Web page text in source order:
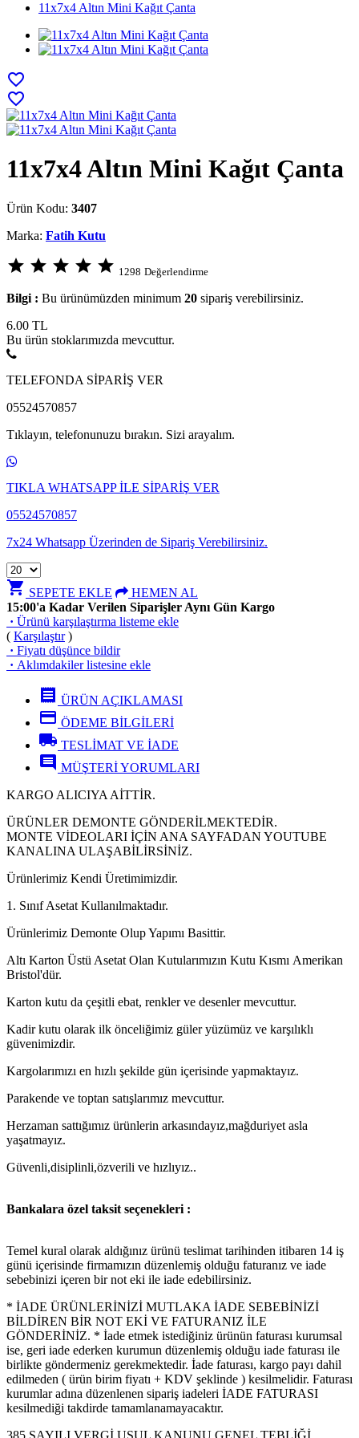
11x7x4 Altın Mini Kağıt Çanta
favorite_border
favorite_border
11x7x4 Altın Mini Kağıt Çanta
Ürün Kodu: 3407
Marka: Fatih Kutu
star star star star star 1298 Değerlendirme
Bilgi : Bu ürünümüzden minimum 20 sipariş verebilirsiniz.
6.00 TL
Bu ürün stoklarımızda mevcuttur.
TELEFONDA SİPARİŞ VER
05524570857
Tıklayın, telefonunuzu bırakın. Sizi arayalım.
TIKLA WHATSAPP İLE SİPARİŞ VER
05524570857
7x24 Whatsapp Üzerinden de Sipariş Verebilirsiniz.
shopping_cart SEPETE EKLE
HEMEN AL
15:00'a Kadar Verilen Siparişler Aynı Gün Kargo
· Ürünü karşılaştırma listeme ekle
( Karşılaştır)
· Fiyatı düşünce bildir
· Aklımdakiler listesine ekle
receipt ÜRÜN AÇIKLAMASI
credit_card ÖDEME BİLGİLERİ
local_shipping TESLİMAT VE İADE
comment MÜŞTERİ YORUMLARI
KARGO ALICIYA AİTTİR.
ÜRÜNLER DEMONTE GÖNDERİLMEKTEDİR.
MONTE VİDEOLARI İÇİN ANA SAYFADAN YOUTUBE
KANALINA ULAŞABİLİRSİNİZ.
Ürünlerimiz Kendi Üretimimizdir.
1. Sınıf Asetat Kullanılmaktadır.
Ürünlerimiz Demonte Olup Yapımı Basittir.
Altı Karton Üstü Asetat Olan Kutularımızın Kutu Kısmı Amerikan
Bristol'dür.
Karton kutu da çeşitli ebat, renkler ve desenler mevcuttur.
Kadir kutu olarak ilk önceliğimiz güler yüzümüz ve karşılıklı
güvenimizdir.
Kargolarımızı en hızlı şekilde gün içerisinde yapmaktayız.
Parakende ve toptan satışlarımız mevcuttur.
Herzaman sattığımız ürünlerin arkasındayız,mağduriyet asla
yaşatmayız.
Güvenli,disiplinli,özverili ve hızlıyız..
Bankalara özel taksit seçenekleri :
Temel kural olarak aldığınız ürünü teslimat tarihinden itibaren 14 iş
günü içerisinde firmamızın düzenlemiş olduğu faturanız ve iade
sebebinizi içeren bir not eki ile iade edebilirsiniz.
* İADE ÜRÜNLERİNİZİ MUTLAKA İADE SEBEBİNİZİ
BİLDİREN BİR NOT EKİ VE FATURANIZ İLE
GÖNDERİNİZ. * İade etmek istediğiniz ürünün faturası kurumsal
ise, geri iade ederken kurumun düzenlemiş olduğu iade faturası ile
birlikte göndermeniz gerekmektedir. İade faturası, kargo payı dahil
edilmeden ( ürün birim fiyatı + KDV şeklinde ) kesilmelidir. Faturası
kurumlar adına düzenlenen sipariş iadeleri İADE FATURASI
kesilmediği takdirde tamamlanamayacaktır.
385 SAYILI VERGİ USUL KANUNU GENEL TEBLİĞİ